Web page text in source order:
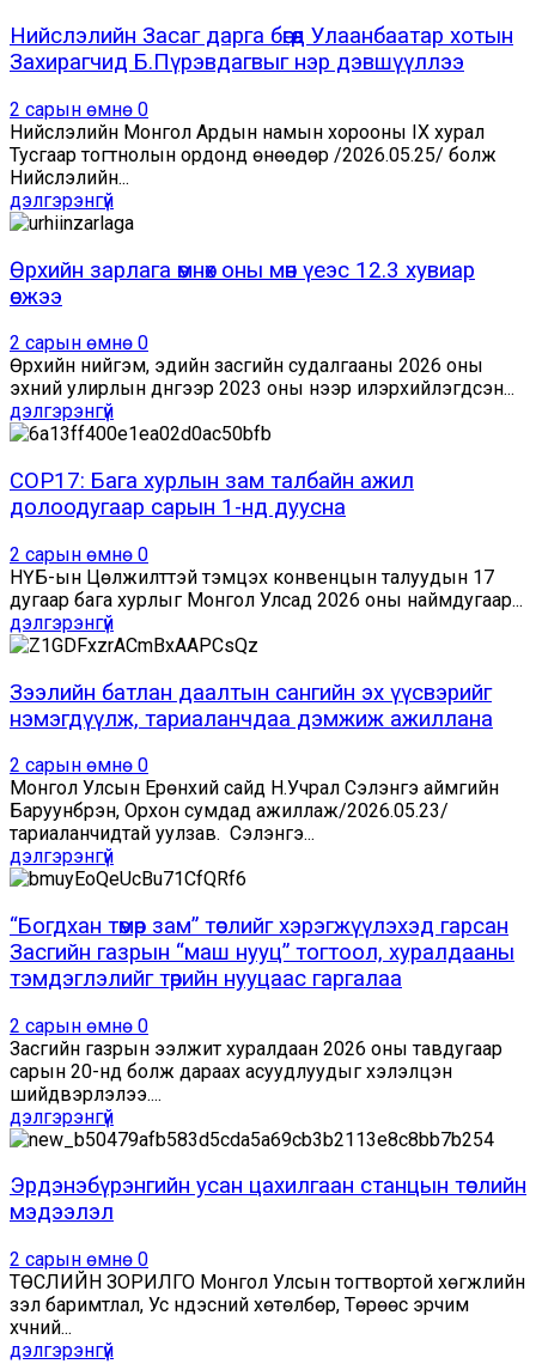
Нийслэлийн Засаг дарга бөгөөд Улаанбаатар хотын
Захирагчид Б.Пүрэвдагвыг нэр дэвшүүллээ
2 сарын өмнө 0
Нийслэлийн Монгол Ардын намын хорооны IX хурал
Тусгаар тогтнолын ордонд өнөөдөр /2026.05.25/ болж
Нийслэлийн...
дэлгэрэнгүй
Өрхийн зарлага өмнөх оны мөн үеэс 12.3 хувиар
өсжээ
2 сарын өмнө 0
Өрхийн нийгэм, эдийн засгийн судалгааны 2026 оны
эхний улирлын дүнгээр 2023 оны үнээр илэрхийлэгдсэн...
дэлгэрэнгүй
COP17: Бага хурлын зам талбайн ажил
долоодугаар сарын 1-нд дуусна
2 сарын өмнө 0
НҮБ-ын Цөлжилттэй тэмцэх конвенцын талуудын 17
дугаар бага хурлыг Монгол Улсад 2026 оны наймдугаар...
дэлгэрэнгүй
Зээлийн батлан даалтын сангийн эх үүсвэрийг
нэмэгдүүлж, тариаланчдаа дэмжиж ажиллана
2 сарын өмнө 0
Монгол Улсын Ерөнхий сайд Н.Учрал Сэлэнгэ аймгийн
Баруунбүрэн, Орхон сумдад ажиллаж/2026.05.23/
тариаланчидтай уулзав. Сэлэнгэ...
дэлгэрэнгүй
“Богдхан төмөр зам” төслийг хэрэгжүүлэхэд гарсан
Засгийн газрын “маш нууц” тогтоол, хуралдааны
тэмдэглэлийг төрийн нууцаас гаргалаа
2 сарын өмнө 0
Засгийн газрын ээлжит хуралдаан 2026 оны тавдугаар
сарын 20-нд болж дараах асуудлуудыг хэлэлцэн
шийдвэрлэлээ....
дэлгэрэнгүй
Эрдэнэбүрэнгийн усан цахилгаан станцын төслийн
мэдээлэл
2 сарын өмнө 0
ТӨСЛИЙН ЗОРИЛГО Монгол Улсын тогтвортой хөгжлийн
үзэл баримтлал, Ус үндэсний хөтөлбөр, Төрөөс эрчим
хүчний...
дэлгэрэнгүй